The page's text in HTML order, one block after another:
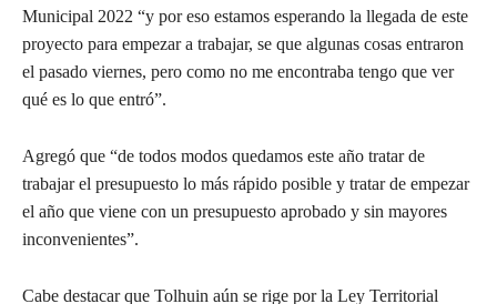
Municipal 2022 “y por eso estamos esperando la llegada de este
proyecto para empezar a trabajar, se que algunas cosas entraron
el pasado viernes, pero como no me encontraba tengo que ver
qué es lo que entró”.
Agregó que “de todos modos quedamos este año tratar de
trabajar el presupuesto lo más rápido posible y tratar de empezar
el año que viene con un presupuesto aprobado y sin mayores
inconvenientes”.
Cabe destacar que Tolhuin aún se rige por la Ley Territorial